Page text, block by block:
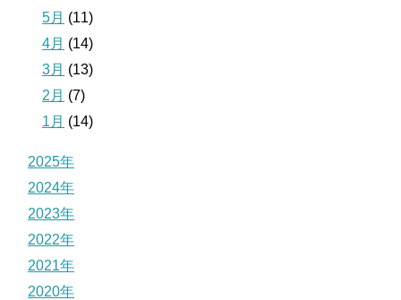
5月 (11)
4月 (14)
3月 (13)
2月 (7)
1月 (14)
2025年
2024年
2023年
2022年
2021年
2020年